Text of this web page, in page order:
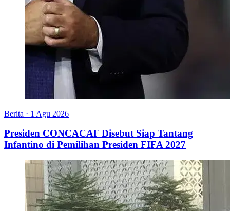
Berita · 1 Agu 2026
Presiden CONCACAF Disebut Siap Tantang
Infantino di Pemilihan Presiden FIFA 2027